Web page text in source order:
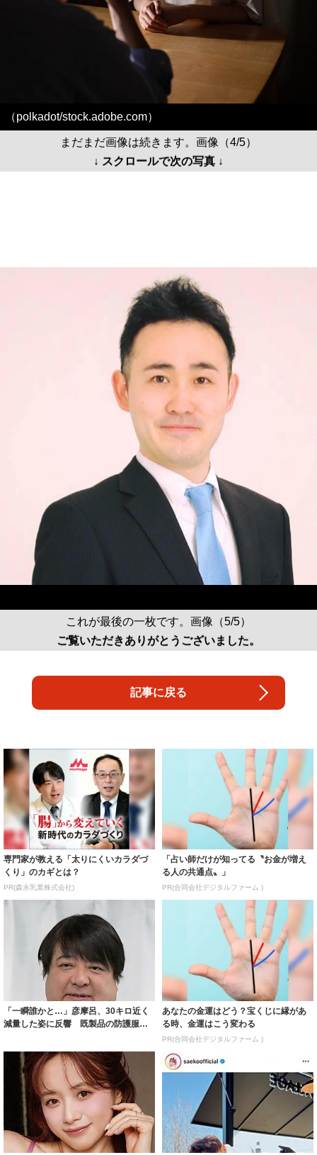
（polkadot/stock.adobe.com）
まだまだ画像は続きます。画像（4/5）
↓ スクロールで次の写真 ↓
これが最後の一枚です。画像（5/5）
ご覧いただきありがとうございました。
記事に戻る
専門家が教える「太りにくいカラダづ
くり」のカギとは？
PR(森永乳業株式会社)
「占い師だけが知ってる〝お金が増え
る人の共通点〟」
PR(合同会社デジタルファーム )
「一瞬誰かと…」彦摩呂、30キロ近く
減量した姿に反響 既製品の防護服が
あなたの金運はどう？宝くじに縁があ
る時、金運はこう変わる
PR(合同会社デジタルファーム )